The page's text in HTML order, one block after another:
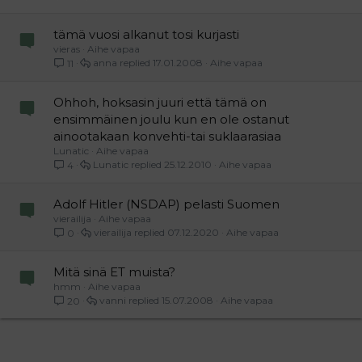
tämä vuosi alkanut tosi kurjasti
vieras
Aihe vapaa
11
Aihe vapaa
17.01.2008
anna
Ohhoh, hoksasin juuri että tämä on
ensimmäinen joulu kun en ole ostanut
ainootakaan konvehti-tai suklaarasiaa
Lunatic
Aihe vapaa
4
Aihe vapaa
25.12.2010
Lunatic
Adolf Hitler (NSDAP) pelasti Suomen
vierailija
Aihe vapaa
0
Aihe vapaa
07.12.2020
vierailija
Mitä sinä ET muista?
hmm
Aihe vapaa
20
Aihe vapaa
15.07.2008
vanni